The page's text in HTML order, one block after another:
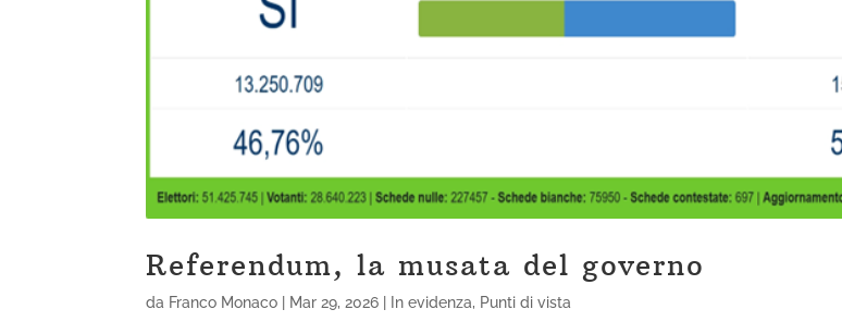
Referendum, la musata del governo
da Franco Monaco Mar 29, 2026 In evidenza, Punti di vista